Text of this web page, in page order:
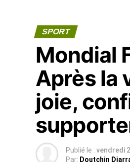
SPORT
Mondial
Après la
joie,
Publié le : vendredi
Par: Doutchin